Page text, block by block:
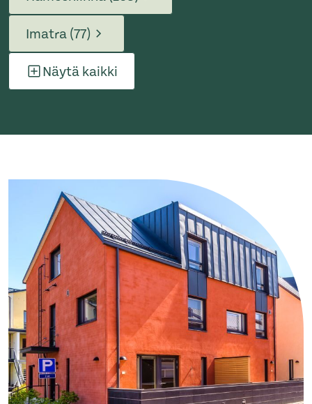
Imatra (77)
Näytä kaikki